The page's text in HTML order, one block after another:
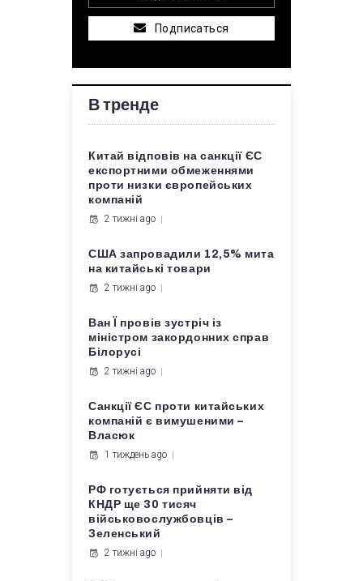
Подписаться
В тренде
Китай відповів на санкції ЄС
експортними обмеженнями
проти низки європейських
компаній
2 тижні ago
США запровадили 12,5% мита
на китайські товари
2 тижні ago
Ван Ї провів зустріч із
міністром закордонних справ
Білорусі
2 тижні ago
Санкції ЄС проти китайських
компаній є вимушеними –
Власюк
1 тиждень ago
РФ готується прийняти від
КНДР ще 30 тисяч
військовослужбовців –
Зеленський
2 тижні ago